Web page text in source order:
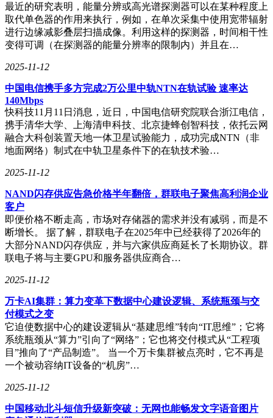
最近的研究表明，能量分辨或高光谱探测器可以在某种程度上
取代单色器的作用来执行，例如，在单次采集中使用宽带辐射
进行边缘减影叠层扫描成像。利用这样的探测器，时间相干性
变得可调（在探测器的能量分辨率的限制内）并且在…
2025-11-12
中国电信携手多方完成2万公里中轨NTN在轨试验 速率达
140Mbps
快科技11月11日消息，近日，中国电信研究院联合浙江电信，
携手清华大学、上海清申科技、北京捷蜂创智科技，依托云网
融合大科创装置天地一体卫星试验能力，成功完成NTN（非
地面网络）制式在中轨卫星条件下的在轨技术验…
2025-11-12
NAND闪存供应告急价格半年翻倍，群联电子聚焦高利润企业
客户
即便价格不断走高，市场对存储器的需求并没有减弱，而是不
断增长。 据了解，群联电子在2025年中已经获得了2026年的
大部分NAND闪存供应，并与六家供应商延长了长期协议。群
联电子将与主要GPU和服务器供应商合…
2025-11-12
万卡AI集群：算力变革下数据中心建设逻辑、系统瓶颈与交
付模式之变
它迫使数据中心的建设逻辑从“基建思维”转向“IT思维”；它将
系统瓶颈从“算力”引向了“网络”；它也将交付模式从“工程项
目”推向了“产品制造”。 当一个万卡集群被点亮时，它不再是
一个被动容纳IT设备的“机房”…
2025-11-12
中国移动北斗短信升级新突破：无网也能畅发文字语音图片